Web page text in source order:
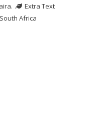
.
Extra Text
Africa